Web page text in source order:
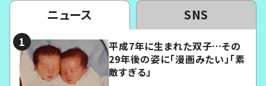
ニュース SNS
平成7年に生まれた双子…その
29年後の姿に「漫画みたい」「素
敵すぎる」